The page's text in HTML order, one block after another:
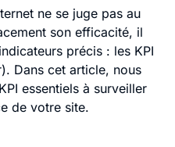
ne se juge pas au
son efficacité, il
précis : les KPI
Dans cet article, nous
essentiels à surveiller
de votre site.